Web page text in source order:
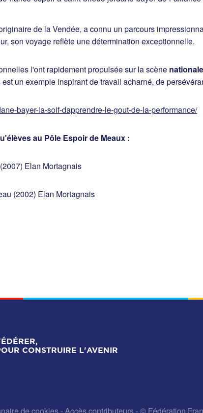
de la Vendée, a connu un parcours
son voyage reflète une détermination exceptionnelle.
l'ont rapidement propulsée sur la scène
est un exemple inspirant de travail acharné, de
bayer-la-soif-dapprendre-le-gout-de-la-performance/
au Pôle Espoir de Meaux :
Elan Mortagnais
(2002) Elan Mortagnais
CONSTRUIRE L'AVENIR
de cookies- Accès contributeurs- © Fédération